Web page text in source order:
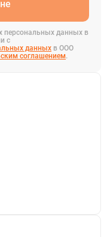
персональных данных в
с
данных в ООО
соглашением.